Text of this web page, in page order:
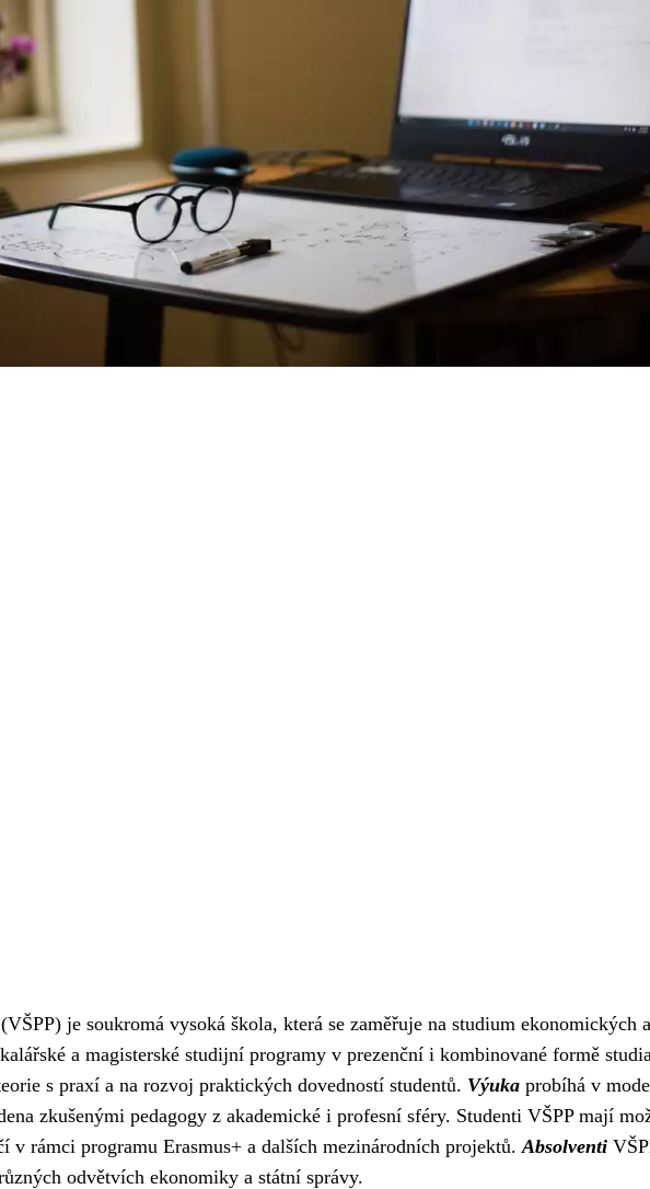
je soukromá vysoká škola, která se zaměřuje na studium ekonomických a
a magisterské studijní programy v prezenční i kombinované formě
s praxí a na rozvoj praktických dovedností studentů. Výuka probíhá v
zkušenými pedagogy z akademické i profesní sféry. Studenti VŠPP mají
v rámci programu Erasmus+ a dalších mezinárodních projektů. Absolventi
odvětvích ekonomiky a státní správy.